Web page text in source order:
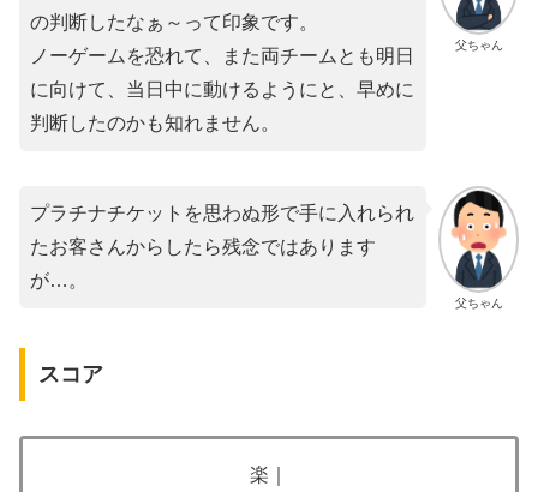
父ちゃん
の判断したなぁ～って印象です。
ノーゲームを恐れて、また両チームとも明日
に向けて、当日中に動けるようにと、早めに
判断したのかも知れません。
父ちゃん
プラチナチケットを思わぬ形で手に入れられ
たお客さんからしたら残念ではあります
が…。
スコア
楽｜